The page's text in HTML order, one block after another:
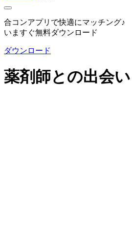
合コンアプリで快適にマッチング♪
いますぐ無料ダウンロード
ダウンロード
薬剤師との出会